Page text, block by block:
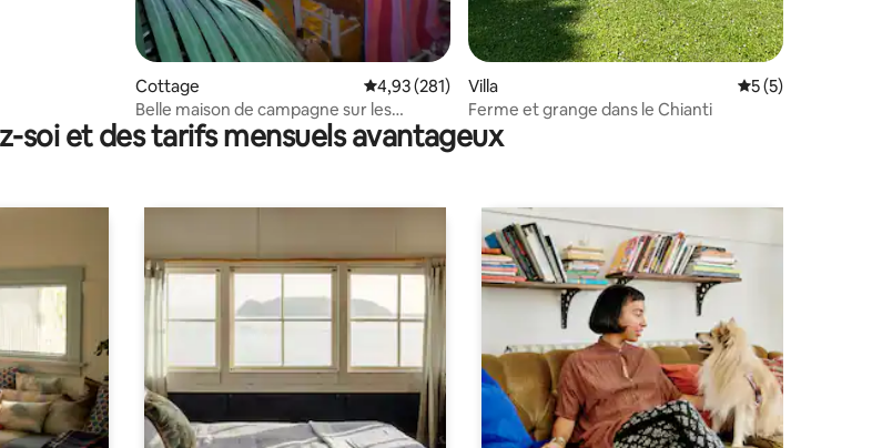
Cottage Évaluation moyenne sur la base de 281 commentaires : 4,93 sur 5
4,93 (281)
Belle maison de campagne sur les
collines de Chiant
Villa Évaluation
5 (5)
Ferme et grange dans le Chianti
soi et des tarifs mensuels avantageux